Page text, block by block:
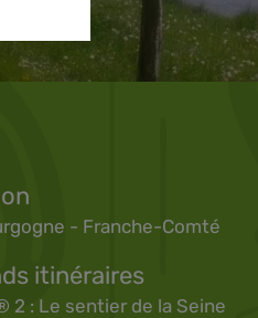
- Franche-Comté
itinéraires
2 : Le sentier de la Seine